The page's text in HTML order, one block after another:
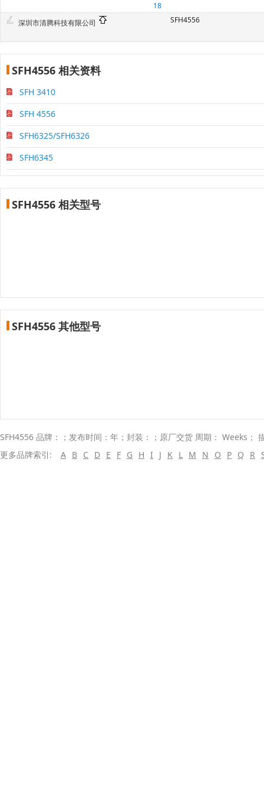
18
深圳市清腾科技有限公司 SFH4556
SFH4556 相关资料
SFH 3410
SFH 4556
SFH6325/SFH6326
SFH6345
SFH4556 相关型号
SFH4556 其他型号
SFH4556 品牌：；发布时间：年；封装：；原厂交货 周期： Weeks；
更多品牌索引:
A B C D E F G H I J K L M N O P Q R